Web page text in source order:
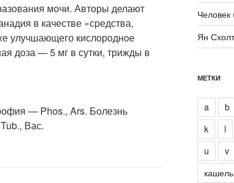
мочи. Авторы делают
в качестве «средства,
улучшающего кислородное
доза — 5 мг в сутки, трижды в
— Phos., Ars. Болезнь
Вас.
Человек
Ян
МЕТКИ
a b
k
l
u
v
кашель